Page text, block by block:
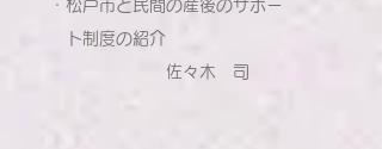
・松戸市と民間の産後のサポー
ト制度の紹介
佐々木 司